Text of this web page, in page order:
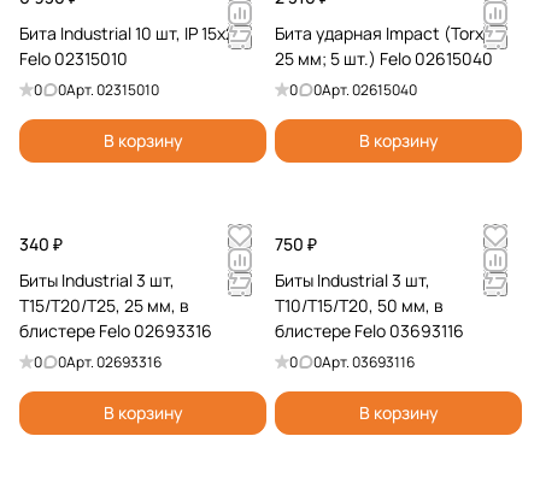
Бита Industrial 10 шт, IP 15x25
Felo 02315010
0 0Арт.02315010
В корзину
Бита ударная Impact (Torx 15;
25 мм; 5 шт.) Felo 02615040
0 0Арт.02615040
В корзину
340 ₽
Биты Industrial 3 шт,
T15/T20/T25, 25 мм, в
блистере Felo 02693316
0 0Арт.02693316
В корзину
750 ₽
Биты Industrial 3 шт,
T10/T15/T20, 50 мм, в
блистере Felo 03693116
0 0Арт.03693116
В корзину